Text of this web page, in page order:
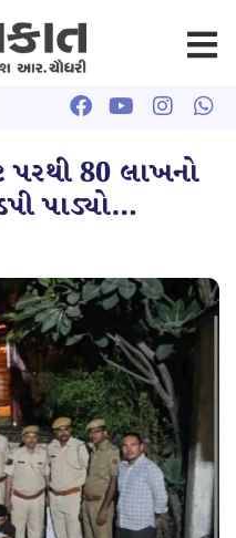
પરથી 80 લાખનો
પાડ્યો…